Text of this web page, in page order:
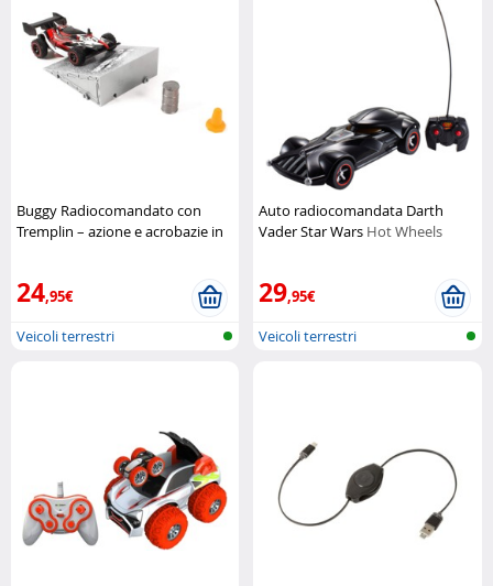
Buggy Radiocomandato con
Tremplin – azione e acrobazie in
24,95€
Veicoli terrestri
Auto radiocomandata Darth
Vader Star Wars Hot Wheels
29,95€
Veicoli terrestri